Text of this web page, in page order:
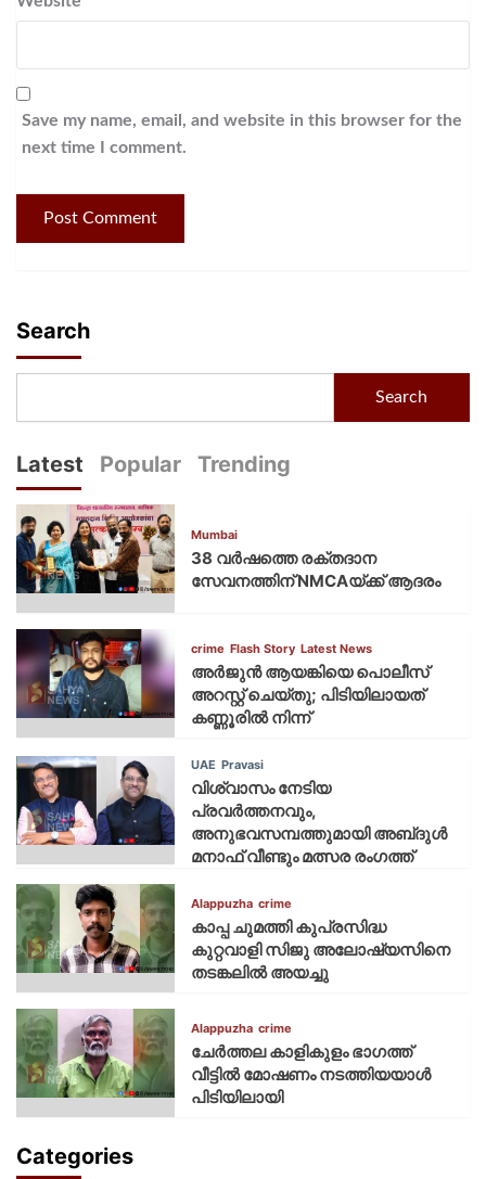
Save my name, email, and website in this browser for the
next time I comment.
Search
Search
Latest Popular Trending
Mumbai
38 വർഷത്തെ രക്തദാന
സേവനത്തിന് NMCAയ്ക്ക് ആദരം
crime Flash Story Latest News
അർജുൻ ആയങ്കിയെ പൊലീസ്
അറസ്റ്റ് ചെയ്‌തു; പിടിയിലായത്
കണ്ണൂരിൽ നിന്ന്
UAE Pravasi
വിശ്വാസം നേടിയ
പ്രവർത്തനവും,
അനുഭവസമ്പത്തുമായി അബ്‌ദുൾ
മനാഫ് വീണ്ടും മത്സര രംഗത്ത്
Alappuzha crime
കാപ്പ ചുമത്തി കുപ്രസിദ്ധ
കുറ്റവാളി സിജു അലോഷ്യസിനെ
തടങ്കലിൽ അയച്ചു
Alappuzha crime
ചേർത്തല കാളികുളം ഭാഗത്ത്
വീട്ടിൽ മോഷണം നടത്തിയയാൾ
പിടിയിലായി
Categories